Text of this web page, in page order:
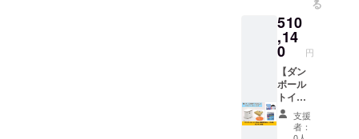
す。
記載く
ださ
い。 ※
送付先
が支援
者様の
ご登録
住所と
異なる
場合は
120袋、
ポン
チョ30
枚とお
礼の
メッ
セージ
をお届
けしま
る
510
,14
0 円
【ダン
ボール
トイレ
30台・
凝固剤5
回分
支援
者：